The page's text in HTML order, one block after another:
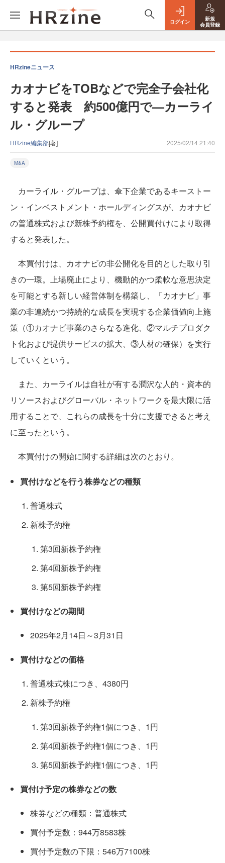
ログイン
新規
会員登録
HRzineニュース
カオナビをTOBなどで完全子会社化
すると発表 約500億円で—カーライ
ル・グループ
HRzine編集部[著] 2025/02/14 21:40
M&A
カーライル・グループは、傘下企業であるキーストー
ン・インベストメント・ホールディングスが、カオナビ
の普通株式および新株予約権を、公開買付けにより取得
すると発表した。
本買付けは、カオナビの非公開化を目的とした取り引
きの一環。上場廃止により、機動的かつ柔軟な意思決定
を可能とする新しい経営体制を構築し、「カオナビ」事
業の非連続かつ持続的な成長を実現する企業価値向上施
策（①カオナビ事業のさらなる進化、②マルチプロダク
ト化および提供サービスの拡大、③人材の確保）を実行
していくという。
また、カーライルは自社が有する潤沢な人的・資本的
リソースおよびグローバル・ネットワークを最大限に活
用することで、これらの成長を十分に支援できると考え
に至ったという。
本買付けの開始に関する詳細は次のとおり。
買付けなどを行う株券などの種類
普通株式
新株予約権
第3回新株予約権
第4回新株予約権
第5回新株予約権
買付けなどの期間
2025年2月14日～3月31日
買付けなどの価格
普通株式株につき、4380円
新株予約権
第3回新株予約権1個につき、1円
第4回新株予約権1個につき、1円
第5回新株予約権1個につき、1円
買付け予定の株券などの数
株券などの種類：普通株式
買付予定数：944万8583株
買付予定数の下限：546万7100株